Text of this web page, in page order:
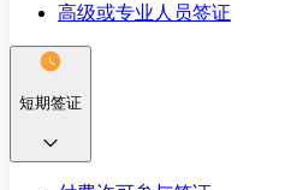
高级或专业人员签证
短期签证